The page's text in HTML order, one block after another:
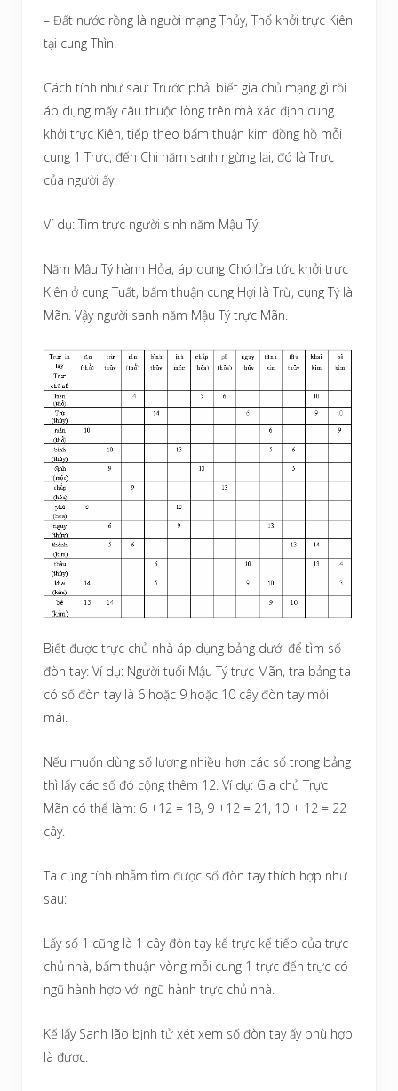
– Đất nước rồng là người mạng Thủy, Thổ khởi trực Kiên
tại cung Thìn.
Cách tính như sau: Trước phải biết gia chủ mạng gì rồi
áp dụng mấy câu thuộc lòng trên mà xác định cung
khởi trực Kiên, tiếp theo bấm thuận kim đồng hồ mỗi
cung 1 Trực, đến Chi năm sanh ngừng lại, đó là Trực
của người ấy.
Ví dụ: Tìm trực người sinh năm Mậu Tý:
Năm Mậu Tý hành Hỏa, áp dụng Chó lửa tức khởi trực
Kiên ở cung Tuất, bấm thuận cung Hợi là Trừ, cung Tý là
Mãn. Vậy người sanh năm Mậu Tý trực Mãn.
Biết được trực chủ nhà áp dụng bảng dưới để tìm số
đòn tay: Ví dụ: Người tuổi Mậu Tý trực Mãn, tra bảng ta
có số đòn tay là 6 hoặc 9 hoặc 10 cây đòn tay mỗi
mái.
Nếu muốn dùng số lượng nhiều hơn các số trong bảng
thì lấy các số đó cộng thêm 12. Ví dụ: Gia chủ Trực
Mãn có thể làm: 6 +12 = 18, 9 +12 = 21, 10 + 12 = 22
cây.
Ta cũng tính nhẫm tìm được số đòn tay thích hợp như
sau:
Lấy số 1 cũng là 1 cây đòn tay kể trực kế tiếp của trực
chủ nhà, bấm thuận vòng mỗi cung 1 trực đến trực có
ngũ hành hợp với ngũ hành trực chủ nhà.
Kế lấy Sanh lão bịnh tử xét xem số đòn tay ấy phù hợp
là được.